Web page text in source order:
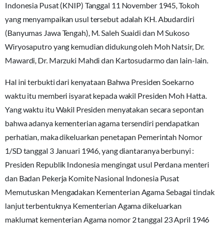
Indonesia Pusat (KNIP) Tanggal 11 November 1945, Tokoh
yang menyampaikan usul tersebut adalah KH. Abudardiri
(Banyumas Jawa Tengah), M. Saleh Suaidi dan M Sukoso
Wiryosaputro yang kemudian didukung oleh Moh Natsir, Dr.
Mawardi, Dr. Marzuki Mahdi dan Kartosudarmo dan lain-lain.
Hal ini terbukti dari kenyataan Bahwa Presiden Soekarno
waktu itu memberi isyarat kepada wakil Presiden Moh Hatta.
Yang waktu itu Wakil Presiden menyatakan secara sepontan
bahwa adanya kementerian agama tersendiri pendapatkan
perhatian, maka dikeluarkan penetapan Pemerintah Nomor
1/SD tanggal 3 Januari 1946, yang diantaranya berbunyi :
Presiden Republik Indonesia mengingat usul Perdana menteri
dan Badan Pekerja Komite Nasional Indonesia Pusat
Memutuskan Mengadakan Kementerian Agama Sebagai tindak
lanjut terbentuknya Kementerian Agama dikeluarkan
maklumat kementerian Agama nomor 2 tanggal 23 April 1946